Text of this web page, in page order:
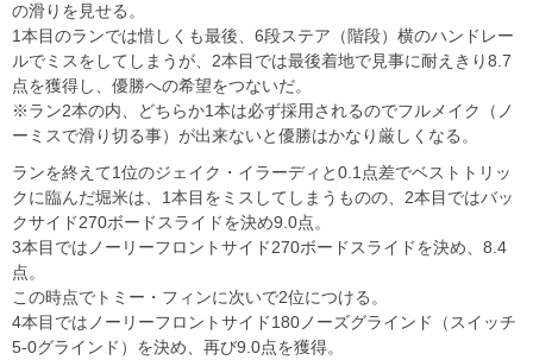
の滑りを見せる。
1本目のランでは惜しくも最後、6段ステア（階段）横のハンドレー
ルでミスをしてしまうが、2本目では最後着地で見事に耐えきり8.7
点を獲得し、優勝への希望をつないだ。
※ラン2本の内、どちらか1本は必ず採用されるのでフルメイク（ノ
ーミスで滑り切る事）が出来ないと優勝はかなり厳しくなる。
ランを終えて1位のジェイク・イラーディと0.1点差でベストトリッ
クに臨んだ堀米は、1本目をミスしてしまうものの、2本目ではバッ
クサイド270ボードスライドを決め9.0点。
3本目ではノーリーフロントサイド270ボードスライドを決め、8.4
点。
この時点でトミー・フィンに次いで2位につける。
4本目ではノーリーフロントサイド180ノーズグラインド（スイッチ
5-0グラインド）を決め、再び9.0点を獲得。